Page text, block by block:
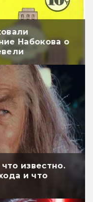
Набокова о
известно.
и что